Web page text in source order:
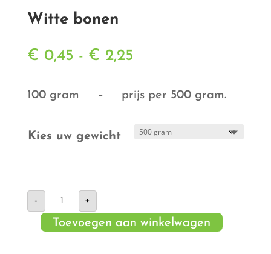
Witte bonen
€ 0,45 - € 2,25
tot
100 gram – prijs per 500 gram.
Kies uw gewicht
-
Witte
bonen
aantal
+
Toevoegen aan winkelwagen